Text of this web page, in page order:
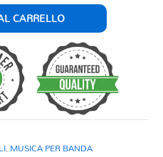
CARRELLO
, MUSICA PER BANDA